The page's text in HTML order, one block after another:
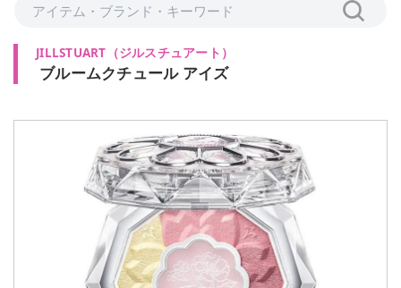
JILLSTUART （ジルスチュアート ）
ブルームクチュール アイズ